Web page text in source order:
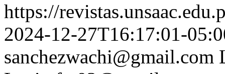
https://
2024-12-27T16:17:01-
sanchezwachi@gmail.com